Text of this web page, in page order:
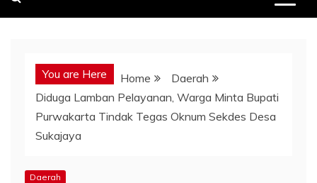
You are Here Home
Daerah
Diduga Lamban Pelayanan, Warga Minta Bupati
Purwakarta Tindak Tegas Oknum Sekdes Desa
Sukajaya
Daerah